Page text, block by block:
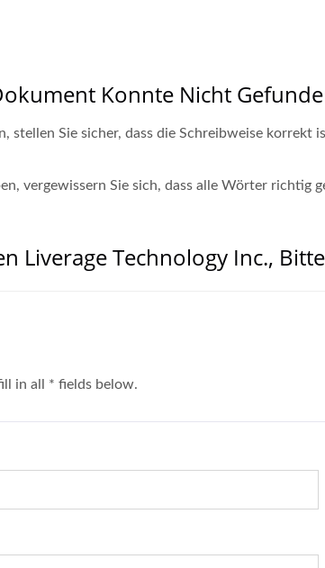
Konnte Nicht
stellen Sie sicher, dass die Schreibweise
vergewissern Sie sich, dass alle Wörter richtig
Liverage Technology Inc.,